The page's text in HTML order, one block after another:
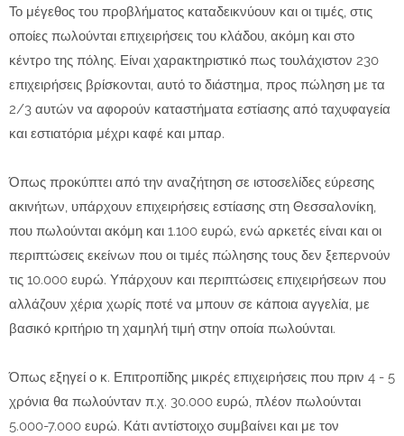
Το μέγεθος του προβλήματος καταδεικνύουν και οι τιμές, στις
οποίες πωλούνται επιχειρήσεις του κλάδου, ακόμη και στο
κέντρο της πόλης. Είναι χαρακτηριστικό πως τουλάχιστον 230
επιχειρήσεις βρίσκονται, αυτό το διάστημα, προς πώληση με τα
2/3 αυτών να αφορούν καταστήματα εστίασης από ταχυφαγεία
και εστιατόρια μέχρι καφέ και μπαρ.
Όπως προκύπτει από την αναζήτηση σε ιστοσελίδες εύρεσης
ακινήτων, υπάρχουν επιχειρήσεις εστίασης στη Θεσσαλονίκη,
που πωλούνται ακόμη και 1.100 ευρώ, ενώ αρκετές είναι και οι
περιπτώσεις εκείνων που οι τιμές πώλησης τους δεν ξεπερνούν
τις 10.000 ευρώ. Υπάρχουν και περιπτώσεις επιχειρήσεων που
αλλάζουν χέρια χωρίς ποτέ να μπουν σε κάποια αγγελία, με
βασικό κριτήριο τη χαμηλή τιμή στην οποία πωλούνται.
Όπως εξηγεί ο κ. Επιτροπίδης μικρές επιχειρήσεις που πριν 4 - 5
χρόνια θα πωλούνταν π.χ. 30.000 ευρώ, πλέον πωλούνται
5.000-7.000 ευρώ. Κάτι αντίστοιχο συμβαίνει και με τον